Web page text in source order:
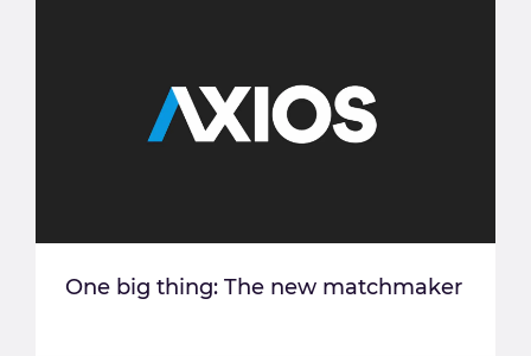
One big thing: The new matchmaker